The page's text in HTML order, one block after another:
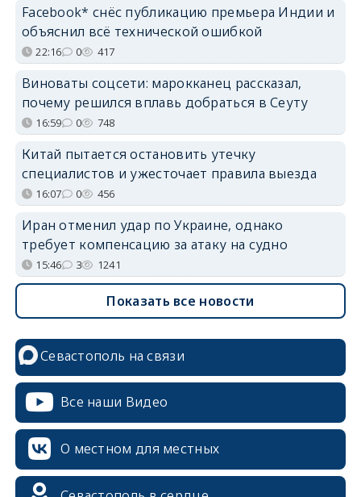
Facebook* снёс публикацию премьера Индии и
объяснил всё технической ошибкой
22:16 0 417
Виноваты соцсети: марокканец рассказал,
почему решился вплавь добраться в Сеуту
16:59 0 748
Китай пытается остановить утечку
специалистов и ужесточает правила выезда
16:07 0 456
Иран отменил удар по Украине, однако
требует компенсацию за атаку на судно
15:46 3 1241
Показать все новости
Севастополь на связи
Все наши Видео
О местном для местных